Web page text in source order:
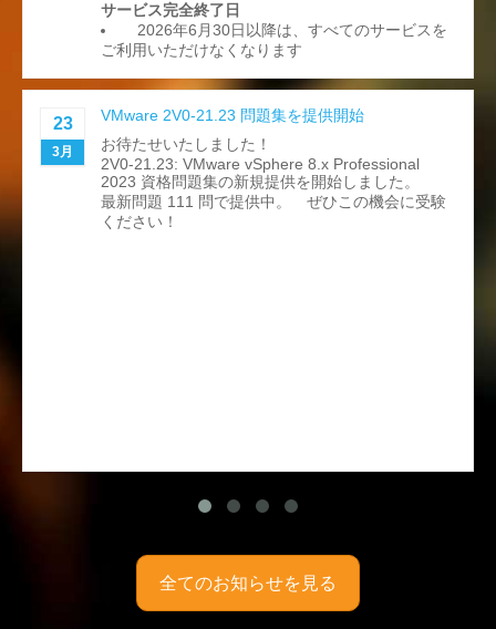
サービス完全終了日
2026年6月30日以降は、すべてのサービスを
ご利用いただけなくなります
23
3月
VMware 2V0-21.23 問題集を提供開始
お待たせいたしました！
2V0-21.23: VMware vSphere 8.x Professional
2023 資格問題集の新規提供を開始しました。
最新問題 111 問で提供中。 ぜひこの機会に受験
ください！
全てのお知らせを見る